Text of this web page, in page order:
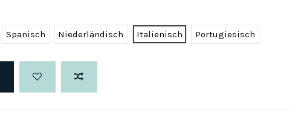
Spanisch Niederländisch Italienisch Portugiesisch